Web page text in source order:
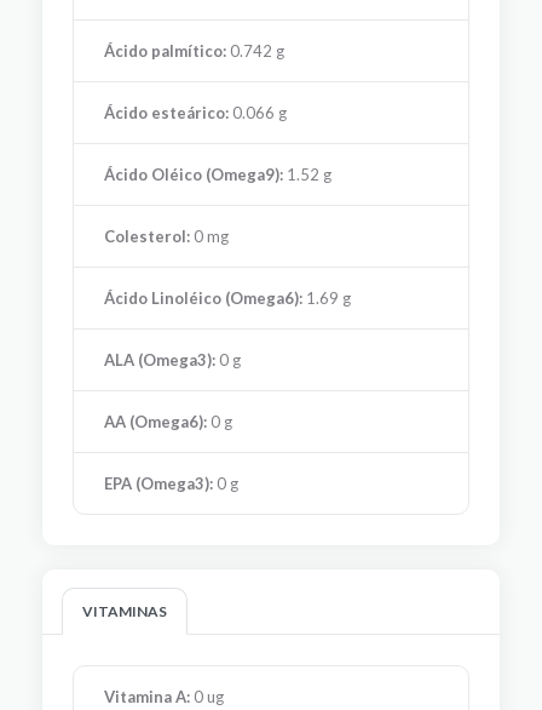
Ácido palmítico: 0.742 g
Ácido esteárico: 0.066 g
Ácido Oléico (Omega9): 1.52 g
Colesterol: 0 mg
Ácido Linoléico (Omega6): 1.69 g
ALA (Omega3): 0 g
AA (Omega6): 0 g
EPA (Omega3): 0 g
VITAMINAS
Vitamina A: 0 ug